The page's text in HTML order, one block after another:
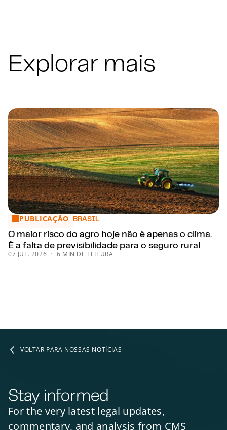
Explorar mais
O maior risco do agro hoje não é apenas o clima. É a falta
PUBLICAÇÃO BRASIL
O maior risco do agro hoje não é apenas o clima.
É a falta de previsibilidade para o seguro rural
07 JUL. 2026 6 MIN DE LEITURA
VOLTAR PARA NOSSAS NOTÍCIAS
Stay informed
For the very latest legal updates,
commentary, and analysis from CMS